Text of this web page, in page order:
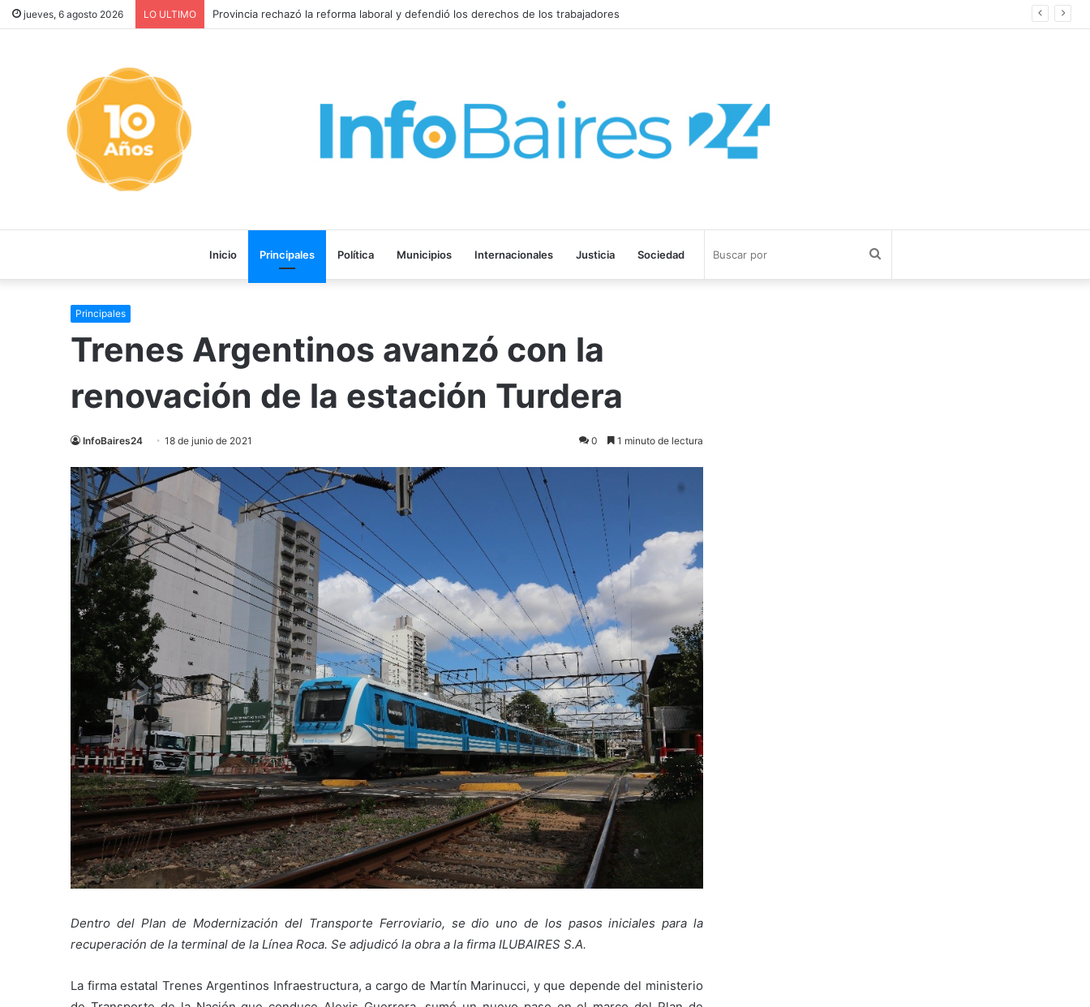
jueves, 6 agosto 2026 LO ULTIMO EL PAPA LEÓN XIV ACEPTÓ VISITAR ARGENTINA
Inicio Principales Política Municipios Internacionales Justicia Sociedad
Principales
Trenes Argentinos avanzó con la
renovación de la estación Turdera
InfoBaires24 18 de junio de 2021 0 1 minuto de lectura
Dentro del Plan de Modernización del Transporte Ferroviario, se dio uno de los pasos iniciales para la
recuperación de la terminal de la Línea Roca. Se adjudicó la obra a la firma ILUBAIRES S.A.
La firma estatal Trenes Argentinos Infraestructura, a cargo de Martín Marinucci, y que depende del ministerio